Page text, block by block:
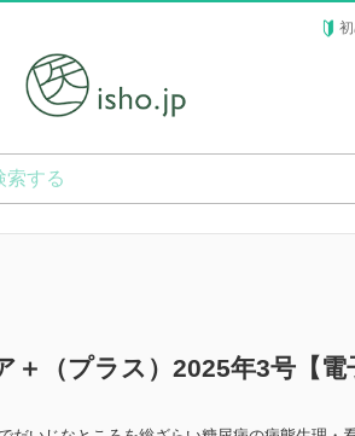
＋（プラス）2025年3号【電